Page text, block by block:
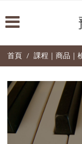
首頁 / 課程｜商品｜